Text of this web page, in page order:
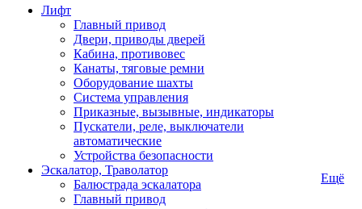
Лифт
Главный привод
Двери, приводы дверей
Кабина, противовес
Канаты, тяговые ремни
Оборудование шахты
Система управления
Приказные, вызывные, индикаторы
Пускатели, реле, выключатели
автоматические
Устройства безопасности
Эскалатор, Траволатор
Балюстрада эскалатора
Главный привод
Ещё